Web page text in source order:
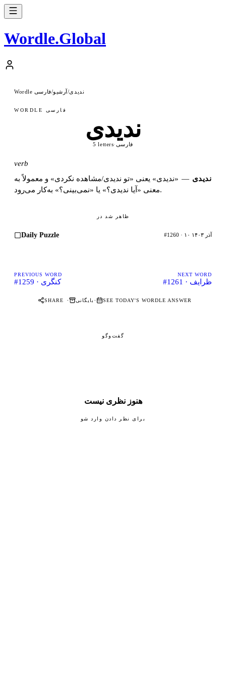
Wordle.Global
Wordle فارسی/آرشیو/ندیدی
WORDLE فارسی
ندیدی
5 letters·فارسی
verb
ندیدی — «ندیدی» یعنی «تو ندیدی/مشاهده نکردی» و معمولاً به
معنی «آیا ندیدی؟» یا «نمی‌بینی؟» به‌کار می‌رود.
ظاهر شد در
Daily Puzzle #1260 · ۱۰ آذر ۱۴۰۳
PREVIOUS WORD
#1259 · کنگری
NEXT WORD
#1261 · ظرایف
SHARE · بایگانی · SEE TODAY'S WORDLE ANSWER
گفت‌وگو
هنوز نظری نیست
برای نظر دادن وارد شو